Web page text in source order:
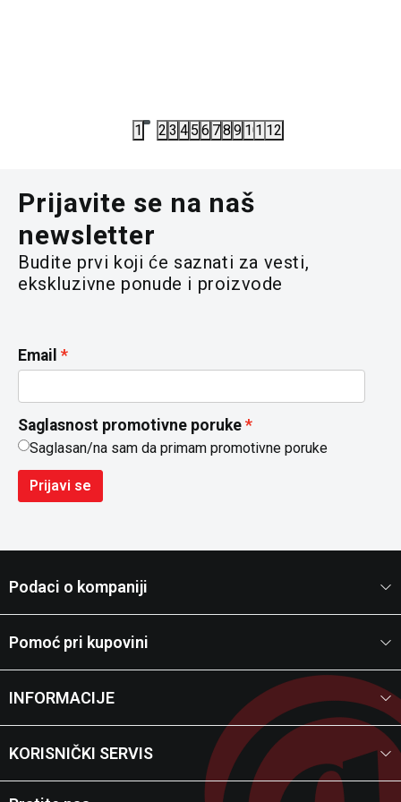
1 2 3 4 5 6 78 9 101112
Prijavite se na naš
newsletter
Budite prvi koji će saznati za vesti,
ekskluzivne ponude i proizvode
Email
Saglasnost promotivne poruke
Saglasan/na sam da primam promotivne poruke
Prijavi se
Podaci o kompaniji
Pomoć pri kupovini
INFORMACIJE
KORISNIČKI SERVIS